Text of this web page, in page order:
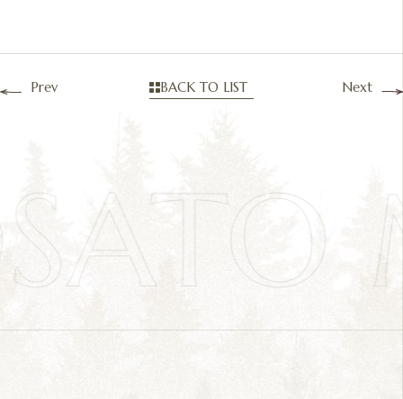
Prev Next
BACK TO LIST